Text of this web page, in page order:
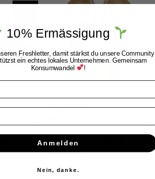
NEU
Birkenstock
Birkenstock
Madrid Big
Buckle Graceful
Taupe
10% Ermässigung
Freshletter, damit stärkst du unsere Community
ein echtes lokales Unternehmen. Gemeinsam
Konsumwandel !
Anmelden
Nein, danke.